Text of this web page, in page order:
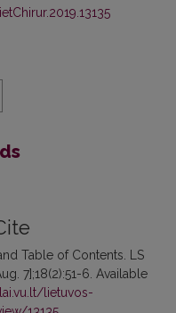
Table of Contents. LS
7];18(2):51-6. Available
lietuvos-